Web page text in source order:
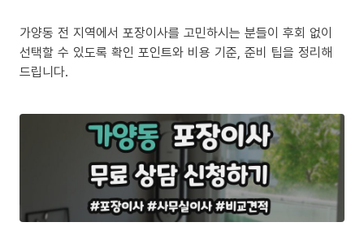
가양동 전 지역에서 포장이사를 고민하시는 분들이 후회 없이
선택할 수 있도록 확인 포인트와 비용 기준, 준비 팁을 정리해
드립니다.